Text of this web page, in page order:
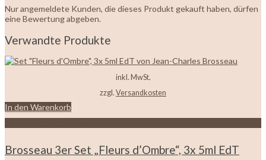
Nur angemeldete Kunden, die dieses Produkt gekauft haben, dürfen
eine Bewertung abgeben.
Verwandte Produkte
inkl. MwSt.
zzgl. Versandkosten
In den Warenkorb
Brosseau 3er Set „Fleurs d’Ombre“, 3x 5ml EdT